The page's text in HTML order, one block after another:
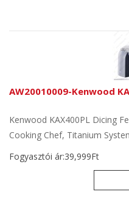
AW20010009-Kenwood
Kenwood KAX400PL Dicing
Cooking Chef, Titanium
Fogyasztói ár:39,999Ft